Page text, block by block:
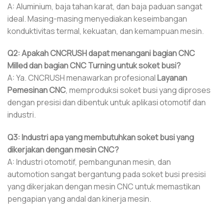
A: Aluminium, baja tahan karat, dan baja paduan sangat
ideal. Masing-masing menyediakan keseimbangan
konduktivitas termal, kekuatan, dan kemampuan mesin.
Q2: Apakah CNCRUSH dapat menangani bagian CNC
Milled dan bagian CNC Turning untuk soket busi?
A: Ya. CNCRUSH menawarkan profesionalLayanan
Pemesinan CNC, memproduksi soket busi yang diproses
dengan presisi dan dibentuk untuk aplikasi otomotif dan
industri.
Q3: Industri apa yang membutuhkan soket busi yang
dikerjakan dengan mesin CNC?
A: Industri otomotif, pembangunan mesin, dan
automotion sangat bergantung pada soket busi presisi
yang dikerjakan dengan mesin CNC untuk memastikan
pengapian yang andal dan kinerja mesin.